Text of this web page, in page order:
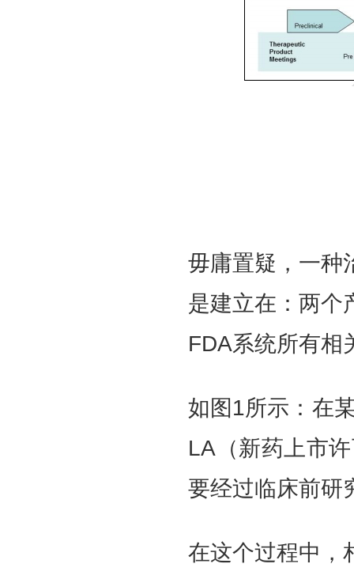
毋庸置疑，一种
是建立在：两个
FDA系统所有相
如图1所示：在
LA（新药上市
要经过临床前研
在这个过程中，